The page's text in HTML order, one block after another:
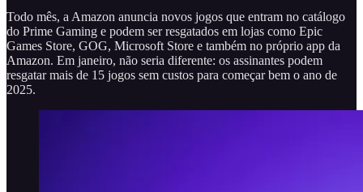
Todo mês, a Amazon anuncia novos jogos que entram no catálogo
do Prime Gaming e podem ser resgatados em lojas como Epic
Games Store, GOG, Microsoft Store e também no próprio app da
Amazon. Em janeiro, não seria diferente: os assinantes podem
resgatar mais de 15 jogos sem custos para começar bem o ano de
2025.